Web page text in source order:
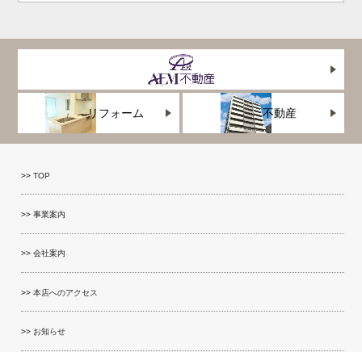
リフォーム 不動産
TOP
事業案内
会社案内
本店へのアクセス
お知らせ